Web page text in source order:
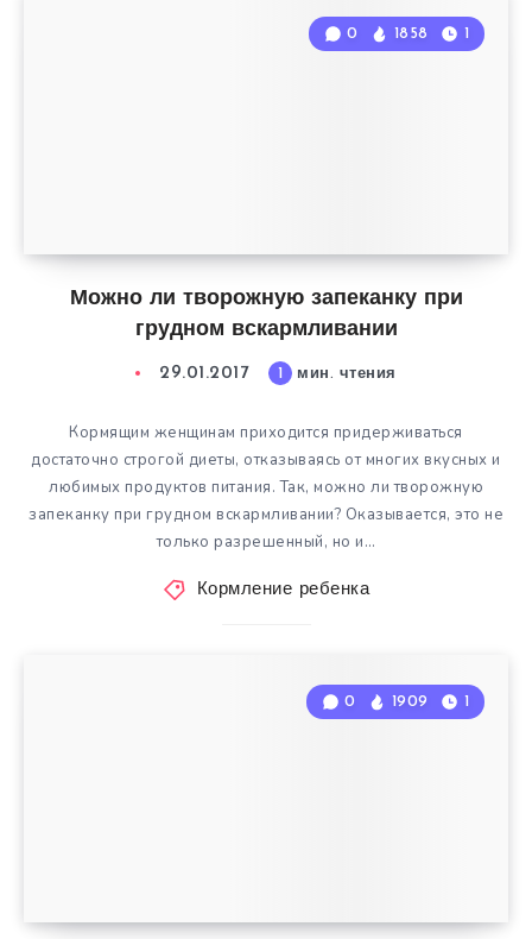
Можно ли творожную запеканку при
грудном вскармливании
0 1858 1
29.01.2017 1 мин. чтения
Кормящим женщинам приходится придерживаться
достаточно строгой диеты, отказываясь от многих вкусных и
любимых продуктов питания. Так, можно ли творожную
запеканку при грудном вскармливании? Оказывается, это не
только разрешенный, но и…
Кормление ребенка
0 1909 1